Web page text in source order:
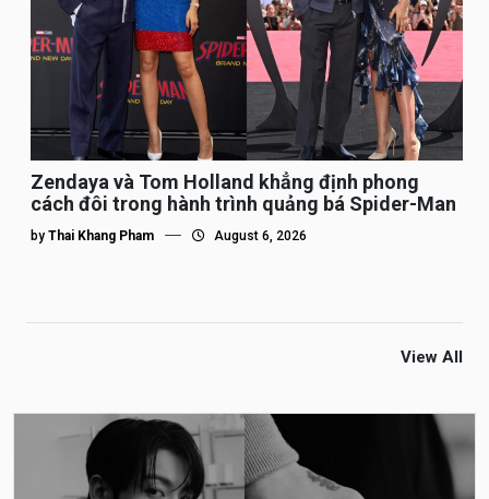
Zendaya và Tom Holland khẳng định phong
cách đôi trong hành trình quảng bá Spider-Man
by Thai Khang Pham August 6, 2026
View All